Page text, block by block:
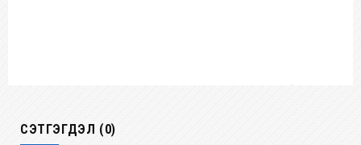
СЭТГЭГДЭЛ (0)